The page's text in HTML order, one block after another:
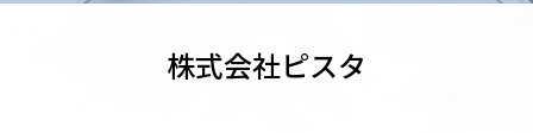
株式会社ピスタ